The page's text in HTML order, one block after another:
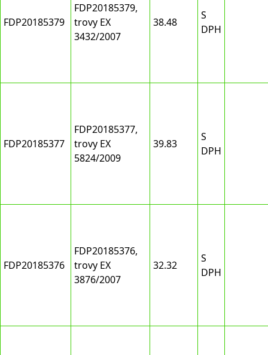
FDP20185379
FDP20185379,
trovy EX
3432/2007
38.48
S
DPH
FDP20185377
FDP20185377,
trovy EX
5824/2009
39.83
S
DPH
FDP20185376
FDP20185376,
trovy EX
3876/2007
32.32
S
DPH